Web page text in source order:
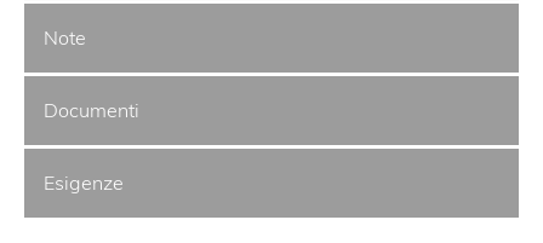
Note
Documenti
Esigenze